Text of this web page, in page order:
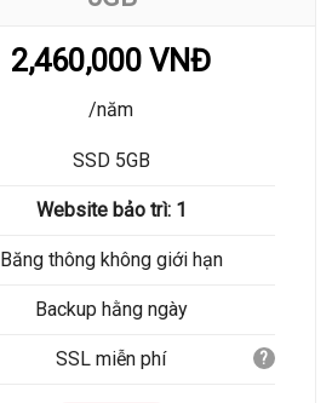
2,460,000 VNĐ
/năm
SSD 5GB
Website bảo trì: 1
Băng thông không giới hạn
Backup hằng ngày
SSL miễn phí ?